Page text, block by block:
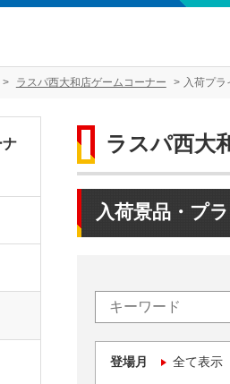
ラスパ西大和店ゲームコーナー 入荷プラ
ラスパ西大
入荷景品・プ
登場月 全て表示
ナ